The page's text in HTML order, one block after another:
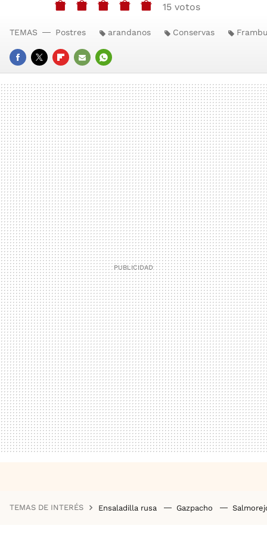
15 votos
FACEBOOK
TWITTERFLIPBOARD
E-
MAIL
WHATSAPP
TEMAS Postres arandanos Conservas
TEMAS DE INTERÉS Ensaladilla rusa Gazpacho